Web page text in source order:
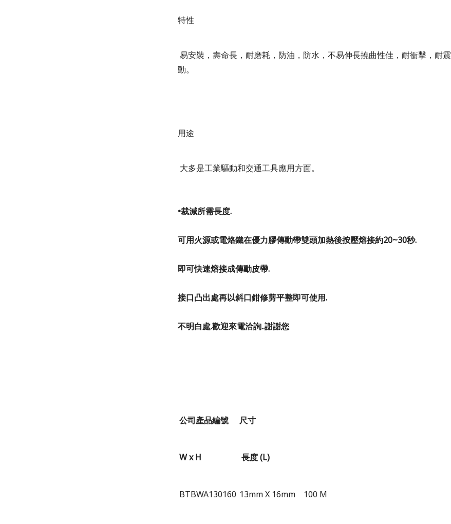
特性
易安裝，壽命長，耐磨耗，防油，防水，不易伸長撓曲性佳，耐衝擊，耐震
動。
用途
大多是工業驅動和交通工具應用方面。
•裁減所需長度.
可用火源或電烙鐵在優力膠傳動帶雙頭加熱後按壓熔接約20~30秒.
即可快速熔接成傳動皮帶.
接口凸出處再以斜口鉗修剪平整即可使用.
不明白處.歡迎來電洽詢..謝謝您
公司產品編號 尺寸
W x H 長度(L)
BTBWA130160 13mm X 16mm 100 M